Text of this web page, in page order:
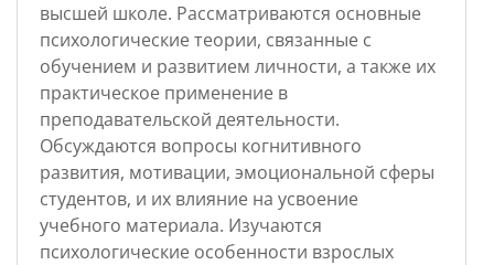
высшей школе. Рассматриваются основные
психологические теории, связанные с
обучением и развитием личности, а также их
практическое применение в
преподавательской деятельности.
Обсуждаются вопросы когнитивного
развития, мотивации, эмоциональной сферы
студентов, и их влияние на усвоение
учебного материала. Изучаются
психологические особенности взрослых